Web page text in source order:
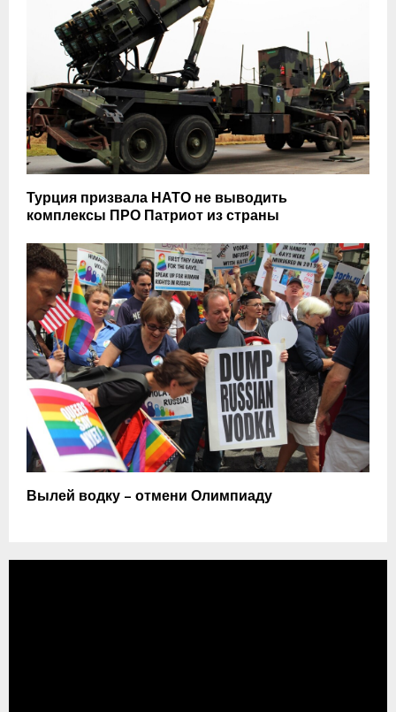
Турция призвала НАТО не выводить
комплексы ПРО Патриот из страны
Вылей водку – отмени Олимпиаду